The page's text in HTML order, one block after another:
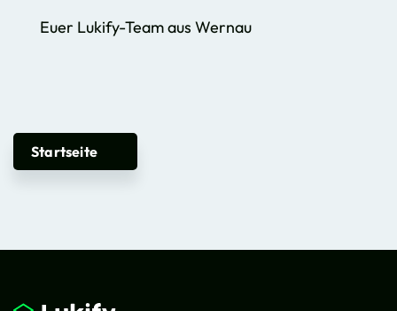
Euer Lukify-Team aus Wernau
Startseite